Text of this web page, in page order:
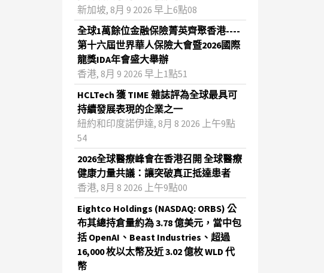
新加坡, 8月 9 2026 早上6點08
全球1萬餘位金融保險菁英齊聚香港----
第十六屆世界華人保險大會暨2026國際
龍獎IDA年會盛大舉辦
香港, 8月 9 2026 早上1點51
HCLTech 獲 TIME 雜誌評為全球最具可
持續發展表現的企業之一
紐約和印度諾伊達, 8月 8 2026 上午9點
54
2026全球醫療峰會在香港召開 全球醫療
健康力量共議：讓突破真正抵達患者
香港, 8月 8 2026 上午9點00
Eightco Holdings (NASDAQ: ORBS) 公
布其總持倉量約為 3.78 億美元，當中包
括 OpenAI、Beast Industries、超過
16,000 枚以太幣及近 3.02 億枚 WLD 代
幣